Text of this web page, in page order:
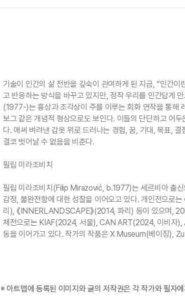
기술이 인간의 삶 전반을 깊숙이 관여하게 된 지금, “인간
고 반응하는 방식을 바꾸고 있지만, 정작 우리를 인간답게
(1977-)는 흉상과 조각상이 주를 이루는 회화 연작을 통해
보그 같은 개념적 형상으로도 보인다. 이들의 단단하고 어
다. 애써 벼려낸 갑옷 위로 드러나는 경험, 꿈, 기대, 목표,
결코 벗어날 수 없음을 비춘다.
필립 미라조비치
필립 미라조비치(Filip Mirazović, b.1977)는 세르비아 출
감정, 불완전함에 대한 성찰을 이어오고 있다. 개인전으로
리), 《INNERLANDSCAPE》(2014, 파리) 등이 있으며,
체전으로는 KIAF(2024, 서울), CAN ART(2024, 이비자
※ 아트맵에 등록된 이미지와 글의 저작권은 각 작가와 필자